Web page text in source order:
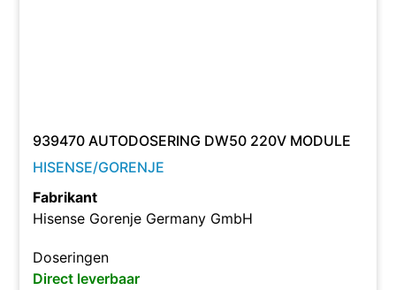
939470 AUTODOSERING DW50 220V MODULE
HISENSE/GORENJE
Fabrikant
Hisense Gorenje Germany GmbH
Doseringen
Direct leverbaar